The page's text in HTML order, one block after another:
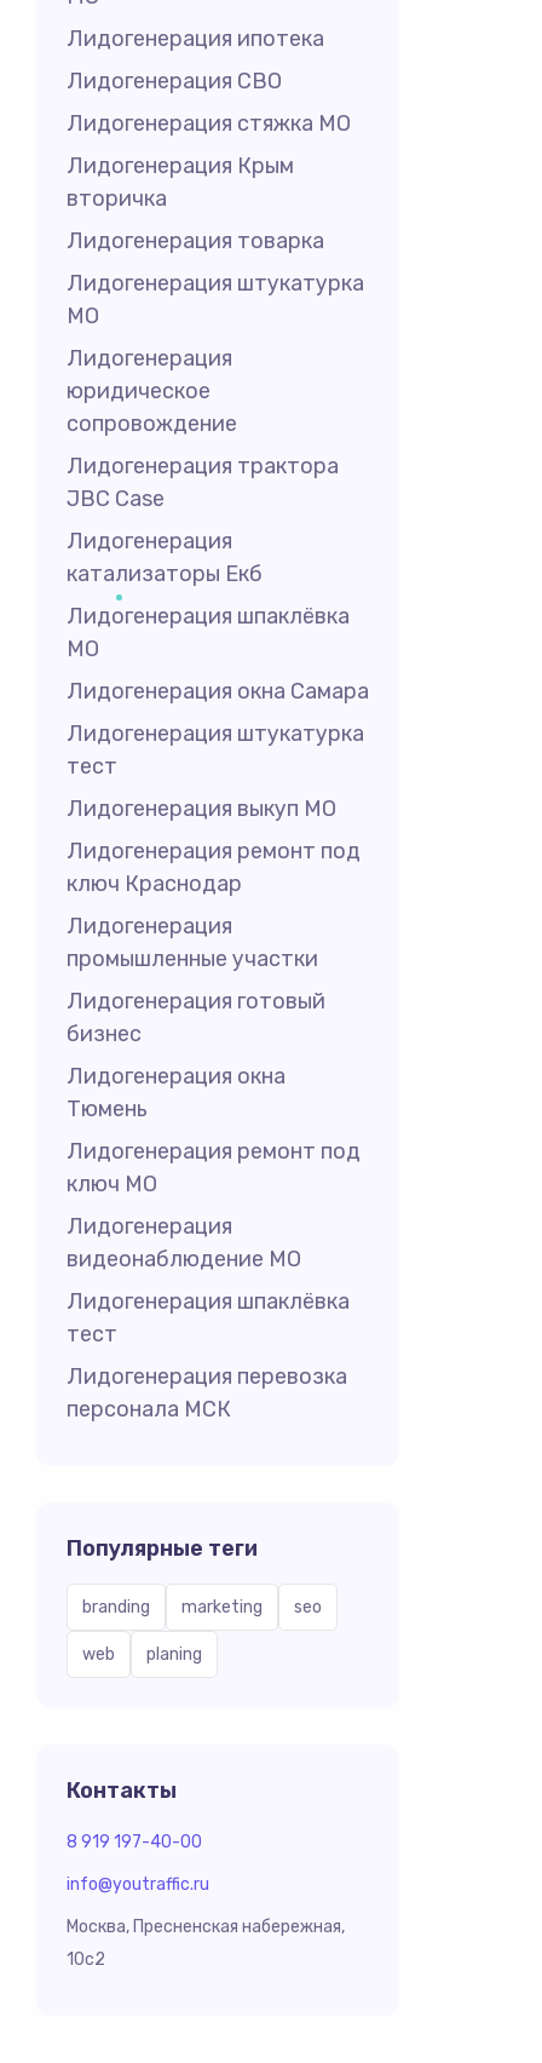
Лидогенерация ипотека
Лидогенерация СВО
Лидогенерация стяжка МО
Лидогенерация Крым
вторичка
Лидогенерация товарка
Лидогенерация штукатурка
МО
Лидогенерация
юридическое
сопровождение
Лидогенерация трактора
JBC Case
Лидогенерация
катализаторы Екб
Лидогенерация шпаклёвка
МО
Лидогенерация окна Самара
Лидогенерация штукатурка
тест
Лидогенерация выкуп МО
Лидогенерация ремонт под
ключ Краснодар
Лидогенерация
промышленные участки
Лидогенерация готовый
бизнес
Лидогенерация окна
Тюмень
Лидогенерация ремонт под
ключ МО
Лидогенерация
видеонаблюдение МО
Лидогенерация шпаклёвка
тест
Лидогенерация перевозка
персонала МСК
Популярные теги
branding marketing seo
web planing
Контакты
8 919 197-40-00
info@youtraffic.ru
Москва, Пресненская набережная,
10с2